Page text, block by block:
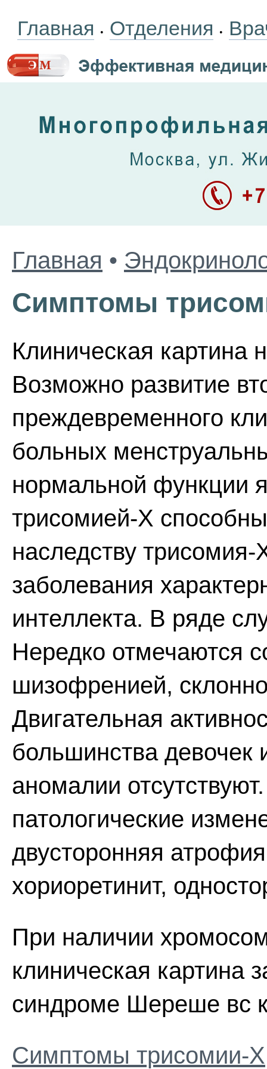
Главная • Отделения •
Главная •
Симптомы
Клиническая картина
Возможно развитие
преждевременного
больных
нормальной функции
трисомией-Х
наследству
заболевания
интеллекта. В ряде
Нередко отмечаются
шизофренией,
Двигательная
большинства
аномалии
патологические
двусторонняя
хориоретинит,
При наличии
клиническая картина
синдроме Шереше вс
Симптомы трисомии-Х